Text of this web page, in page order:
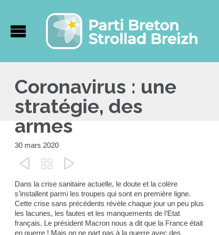
Coronavirus : une
stratégie, des
armes
  
30 mars 2020
Dans la crise sanitaire actuelle, le doute et la colère
s’installent parmi les troupes qui sont en première ligne.
Cette crise sans précédents révèle chaque jour un peu plus
les lacunes, les fautes et les manquements de l’Etat
français. Le président Macron nous a dit que la France était
en guerre ! Mais on ne part pas à la guerre avec des